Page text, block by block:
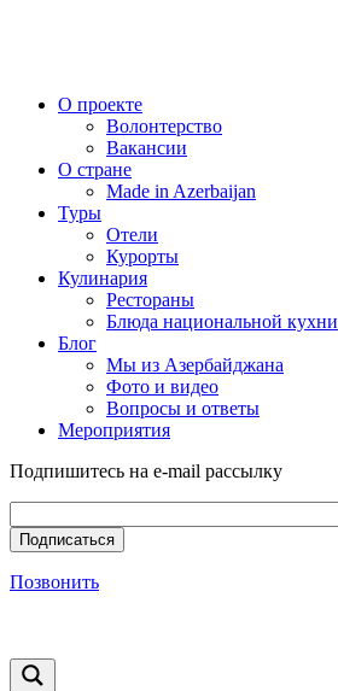
О проекте
Волонтерство
Вакансии
О стране
Made in Azerbaijan
Туры
Отели
Курорты
Кулинария
Рестораны
Блюда национальной кухни
Блог
Мы из Азербайджана
Фото и видео
Вопросы и ответы
Мероприятия
Подпишитесь на e-mail рассылку
Позвонить